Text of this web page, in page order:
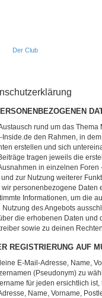
Der Club
rund um das
den Rahmen, in
erstellen und sich
tragen jeweils die
in einzelnen
zur Nutzung weiterer
personenbezogene Daten
Informationen, um die
des Angebots
die erhobenen Daten und
sowie zu deinen
REGISTRIERUNG AUF
E-Mail-Adresse, Name,
(Pseudonym) zu
für jeden ersichtlich
Name, Vorname,